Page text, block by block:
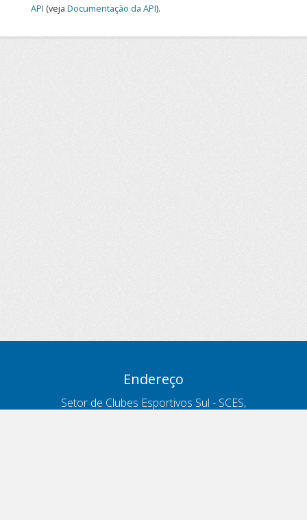
API (veja Documentação da API).
Endereço
Setor de Clubes Esportivos Sul - SCES,